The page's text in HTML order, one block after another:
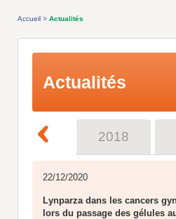
Accueil > Actualités
Actualités
2017 2018
22/12/2020
Lynparza dans les cancers
lors du passage des gélules